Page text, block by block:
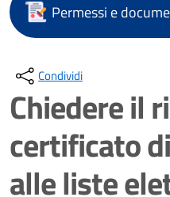
Permessi e
Condividi
Chiedere il
certificato
alle liste